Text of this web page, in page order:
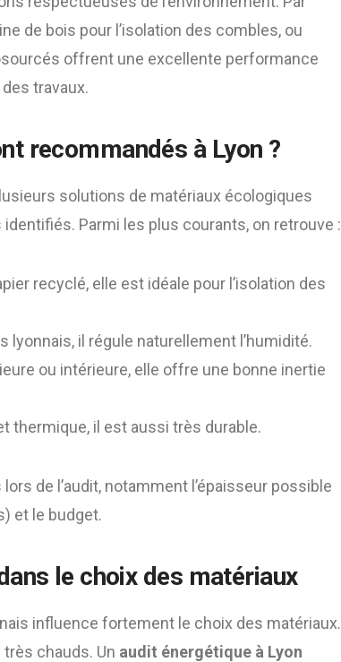
de bois pour l’isolation des combles, ou
offrent une excellente performance
travaux.
recommandés à Lyon ?
solutions de matériaux écologiques
Parmi les plus courants, on retrouve :
recyclé, elle est idéale pour l’isolation des
lyonnais, il régule naturellement l’humidité.
ou intérieure, elle offre une bonne inertie
thermique, il est aussi très durable.
de l’audit, notamment l’épaisseur possible
et le budget.
le choix des matériaux
influence fortement le choix des matériaux.
chauds. Un audit énergétique à Lyon